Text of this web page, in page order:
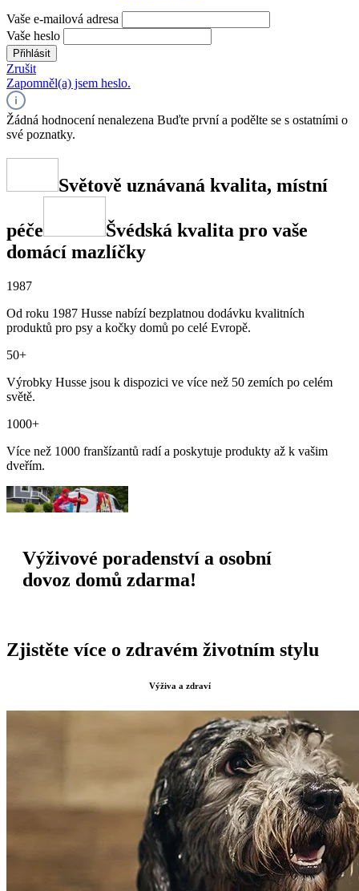
Vaše e-mailová adresa
Vaše heslo
Přihlásit
Zrušit
Zapomněl(a) jsem heslo.
Žádná hodnocení nenalezena Buďte první a podělte se s ostatními o
své poznatky.
Světově uznávaná kvalita, místní
péče
Švédská kvalita pro vaše
domácí mazlíčky
1987
Od roku 1987 Husse nabízí bezplatnou dodávku kvalitních
produktů pro psy a kočky domů po celé Evropě.
50+
Výrobky Husse jsou k dispozici ve více než 50 zemích po celém
světě.
1000+
Více než 1000 franšízantů radí a poskytuje produkty až k vašim
dveřím.
Výživové poradenství a osobní
dovoz domů zdarma!
Zjistěte více o zdravém životním stylu
Výživa a zdraví